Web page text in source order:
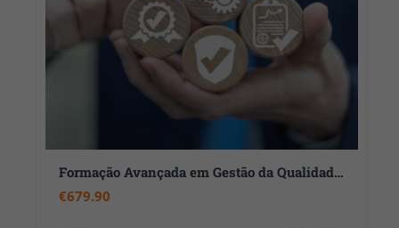
Formação Avançada em Gestão da Qualidade 360
€679.90